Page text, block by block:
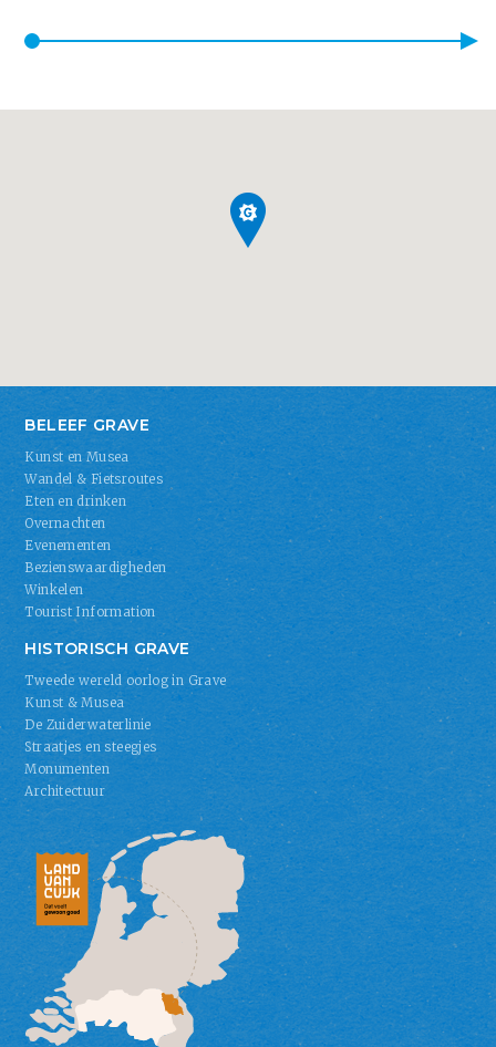
BELEEF GRAVE
Kunst en Musea
Wandel & Fietsroutes
Eten en drinken
Overnachten
Evenementen
Bezienswaardigheden
Winkelen
Tourist Information
HISTORISCH GRAVE
Tweede wereld oorlog in Grave
Kunst & Musea
De Zuiderwaterlinie
Straatjes en steegjes
Monumenten
Architectuur